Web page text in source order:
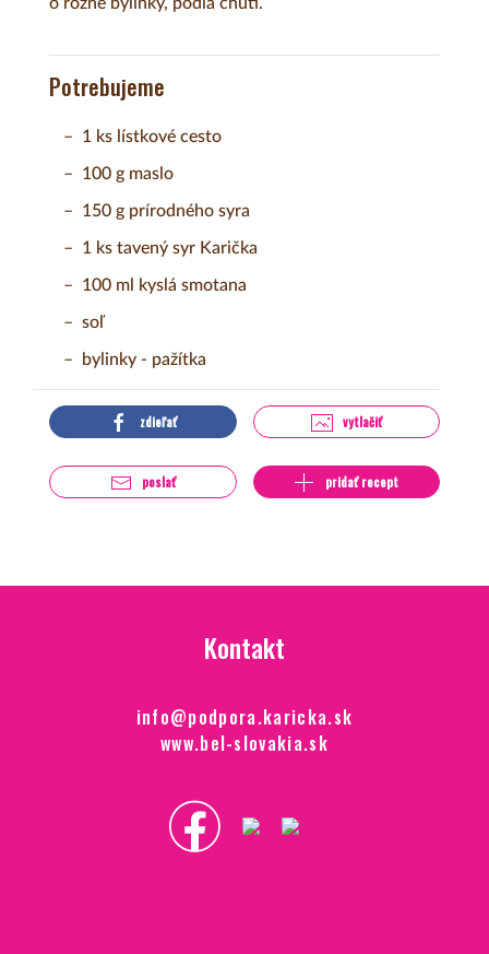
Potrebujeme
1 ks lístkové cesto
100 g maslo
150 g prírodného syra
1 ks tavený syr Karička
100 ml kyslá smotana
soľ
bylinky - pažítka
zdieľať vytlačiť
poslať pridať recept
Kontakt
info@podpora.karicka.sk
www.bel-slovakia.sk